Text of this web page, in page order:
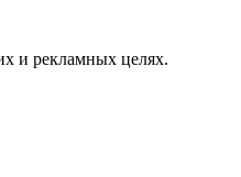
и рекламных целях.